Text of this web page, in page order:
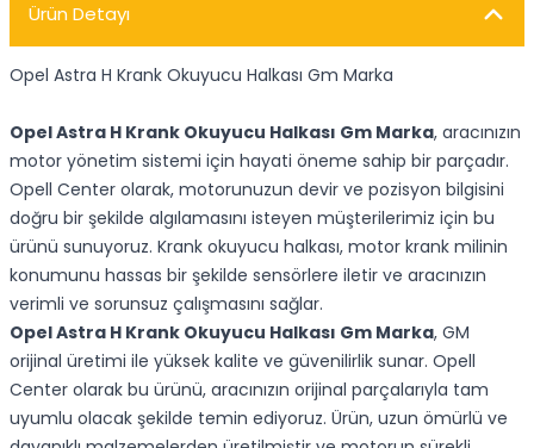
Ürün Detayı
Opel Astra H Krank Okuyucu Halkası Gm Marka
Opel Astra H Krank Okuyucu Halkası Gm Marka, aracınızın
motor yönetim sistemi için hayati öneme sahip bir parçadır.
Opell Center olarak, motorunuzun devir ve pozisyon bilgisini
doğru bir şekilde algılamasını isteyen müşterilerimiz için bu
ürünü sunuyoruz. Krank okuyucu halkası, motor krank milinin
konumunu hassas bir şekilde sensörlere iletir ve aracınızın
verimli ve sorunsuz çalışmasını sağlar.
Opel Astra H Krank Okuyucu Halkası Gm Marka, GM
orijinal üretimi ile yüksek kalite ve güvenilirlik sunar. Opell
Center olarak bu ürünü, aracınızın orijinal parçalarıyla tam
uyumlu olacak şekilde temin ediyoruz. Ürün, uzun ömürlü ve